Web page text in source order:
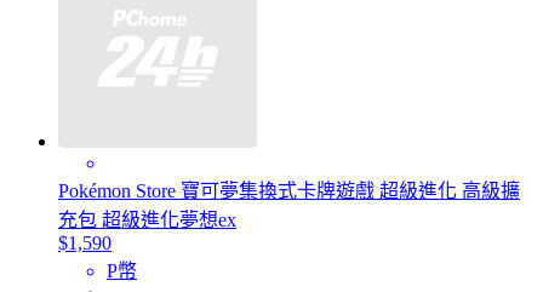
Pokémon Store 寶可夢集換式卡牌遊戲 超級進化 高級擴
充包 超級進化夢想ex
$1,590
P幣